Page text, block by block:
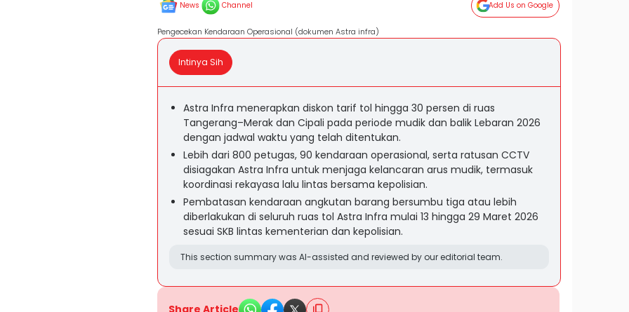
News Channel Add Us on Google
Pengecekan Kendaraan Operasional (dokumen Astra infra)
Intinya Sih
Astra Infra menerapkan diskon tarif tol hingga 30 persen di ruas
Tangerang–Merak dan Cipali pada periode mudik dan balik Lebaran 2026
dengan jadwal waktu yang telah ditentukan.
Lebih dari 800 petugas, 90 kendaraan operasional, serta ratusan CCTV
disiagakan Astra Infra untuk menjaga kelancaran arus mudik, termasuk
koordinasi rekayasa lalu lintas bersama kepolisian.
Pembatasan kendaraan angkutan barang bersumbu tiga atau lebih
diberlakukan di seluruh ruas tol Astra Infra mulai 13 hingga 29 Maret 2026
sesuai SKB lintas kementerian dan kepolisian.
This section summary was AI-assisted and reviewed by our editorial team.
Share Article